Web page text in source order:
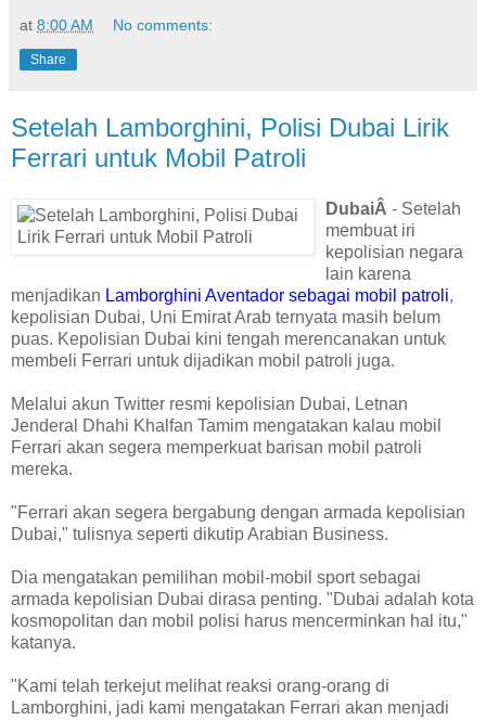
at 8:00 AM No comments:
Share
Setelah Lamborghini, Polisi Dubai Lirik
Ferrari untuk Mobil Patroli
DubaiÂ - Setelah
membuat iri
kepolisian negara
lain karena
menjadikan Lamborghini Aventador sebagai mobil patroli,
kepolisian Dubai, Uni Emirat Arab ternyata masih belum
puas. Kepolisian Dubai kini tengah merencanakan untuk
membeli Ferrari untuk dijadikan mobil patroli juga.
Melalui akun Twitter resmi kepolisian Dubai, Letnan
Jenderal Dhahi Khalfan Tamim mengatakan kalau mobil
Ferrari akan segera memperkuat barisan mobil patroli
mereka.
"Ferrari akan segera bergabung dengan armada kepolisian
Dubai," tulisnya seperti dikutip Arabian Business.
Dia mengatakan pemilihan mobil-mobil sport sebagai
armada kepolisian Dubai dirasa penting. "Dubai adalah kota
kosmopolitan dan mobil polisi harus mencerminkan hal itu,"
katanya.
"Kami telah terkejut melihat reaksi orang-orang di
Lamborghini, jadi kami mengatakan Ferrari akan menjadi